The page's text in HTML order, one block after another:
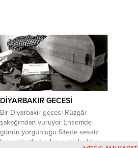
DİYARBAKIR GECESİ
Bir Diyarbakır gecesi Rüzgâr
şakağımdan vuruyor Ensemde
günün yorgunluğu Sitede sessiz
hız sohbetleri eden arabalar Her